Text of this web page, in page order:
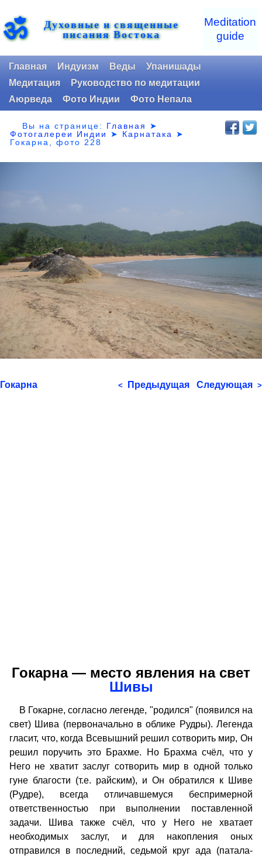
ॐ Духовные и священные
писания Востока
Meditation
guide
Главная Индуизм Веды
Упанишады
Медитация
Руководство по медитации
Аюрведа
Фото Индии Фото Непала
Вы на странице: Главная
➤
Фотогалереи Индии
➤ Карнатака
➤
Гокарна, фото 228
Гокарна < Предыдущая Следующая >
Гокарна — место явления на свет
Шивы
В Гокарне, согласно легенде, "родился" (появился на
свет) Шива (первоначально в облике Рудры). Легенда
гласит, что, когда Всевышний решил сотворить мир, Он
решил поручить это Брахме. Но Брахма счёл, что у
Него не хватит заслуг сотворить мир в одной только
гуне благости (т.е. райским), и Он обратился к Шиве
(Рудре), всегда отличавшемуся беспримерной
ответственностью при выполнении поставленной
задачи. Шива также счёл, что у Него не хватает
необходимых заслуг, и для накопления оных
отправился в последний, седьмой круг ада (патала-